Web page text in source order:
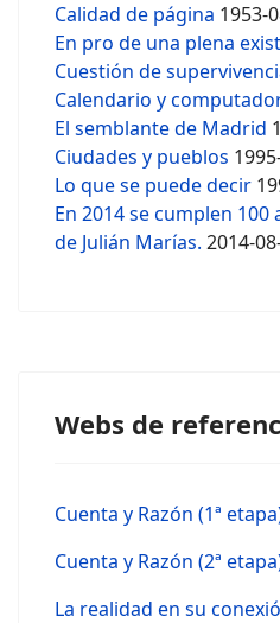
Calidad de página 1953-
En pro de una plena
Cuestión de
Calendario y
El semblante de Madrid
Ciudades y pueblos
Lo que se puede decir
En 2014 se cumplen
de Julián Marías. 2014-
Webs de
Cuenta y Razón (1ª
Cuenta y Razón (2ª
La realidad en su